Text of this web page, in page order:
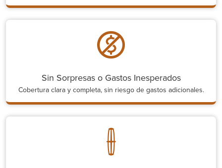
Sin Sorpresas o Gastos Inesperados
Cobertura clara y completa, sin riesgo de gastos adicionales.